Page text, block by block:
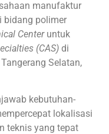
manufaktur
bidang polimer
Centeruntuk
(CAS) di
Selatan,
kebutuhan-
lokalisasi
teknis yang tepat